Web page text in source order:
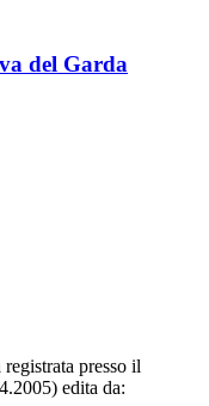
del Garda
presso il
edita da: